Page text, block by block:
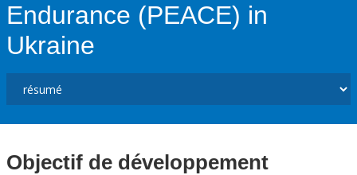
Endurance (PEACE) in
Ukraine
Objectif de développement